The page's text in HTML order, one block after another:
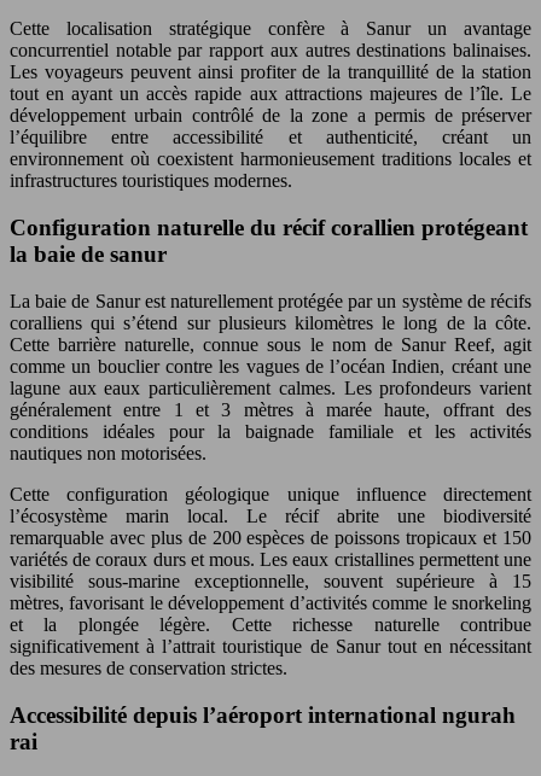
Cette localisation stratégique confère à Sanur un avantage
concurrentiel notable par rapport aux autres destinations balinaises.
Les voyageurs peuvent ainsi profiter de la tranquillité de la station
tout en ayant un accès rapide aux attractions majeures de l’île. Le
développement urbain contrôlé de la zone a permis de préserver
l’équilibre entre accessibilité et authenticité, créant un
environnement où coexistent harmonieusement traditions locales et
infrastructures touristiques modernes.
Configuration naturelle du récif corallien protégeant
la baie de sanur
La baie de Sanur est naturellement protégée par un système de récifs
coralliens qui s’étend sur plusieurs kilomètres le long de la côte.
Cette barrière naturelle, connue sous le nom de Sanur Reef, agit
comme un bouclier contre les vagues de l’océan Indien, créant une
lagune aux eaux particulièrement calmes. Les profondeurs varient
généralement entre 1 et 3 mètres à marée haute, offrant des
conditions idéales pour la baignade familiale et les activités
nautiques non motorisées.
Cette configuration géologique unique influence directement
l’écosystème marin local. Le récif abrite une biodiversité
remarquable avec plus de 200 espèces de poissons tropicaux et 150
variétés de coraux durs et mous. Les eaux cristallines permettent une
visibilité sous-marine exceptionnelle, souvent supérieure à 15
mètres, favorisant le développement d’activités comme le snorkeling
et la plongée légère. Cette richesse naturelle contribue
significativement à l’attrait touristique de Sanur tout en nécessitant
des mesures de conservation strictes.
Accessibilité depuis l’aéroport international ngurah
rai